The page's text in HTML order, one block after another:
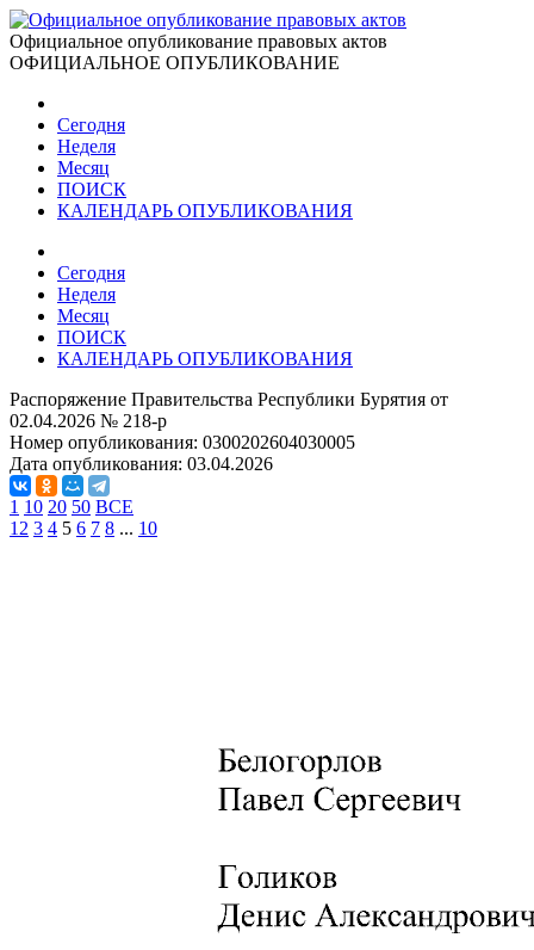
Официальное опубликование правовых актов
ОФИЦИАЛЬНОЕ ОПУБЛИКОВАНИЕ
Сегодня
Неделя
Месяц
ПОИСК
КАЛЕНДАРЬ ОПУБЛИКОВАНИЯ
Сегодня
Неделя
Месяц
ПОИСК
КАЛЕНДАРЬ ОПУБЛИКОВАНИЯ
Распоряжение Правительства Республики Бурятия от
02.04.2026 № 218-р
Номер опубликования: 0300202604030005
Дата опубликования: 03.04.2026
1 10 20 50 ВСЕ
1 2 3 4 5 6 7 8 ... 10